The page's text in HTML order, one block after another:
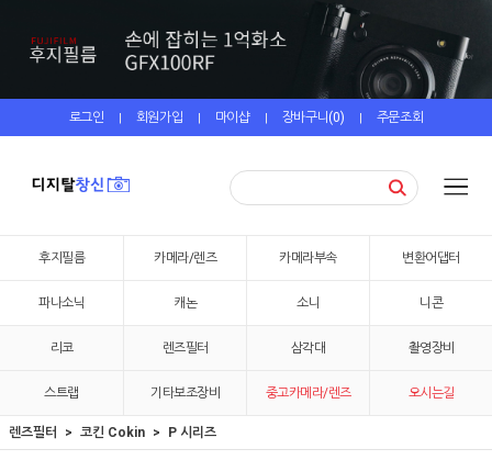
로그인 | 회원가입 | 마이샵 | 장바구니(0) | 주문조회
후지필름 카메라/렌즈 카메라부속 변환어댑터
파나소닉 캐논 소니 니콘
리코 렌즈필터 삼각대 촬영장비
스트랩 기타보조장비 중고카메라/렌즈 오시는길
렌즈필터 코킨 Cokin P 시리즈